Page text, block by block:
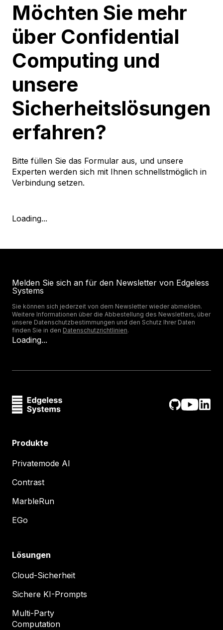
Möchten Sie mehr
über Confidential
Computing und
unsere
Sicherheitslösungen
erfahren?
Bitte füllen Sie das Formular aus, und unsere
Experten werden sich mit Ihnen schnellstmöglich in
Verbindung setzen.
Loading...
Melden Sie sich an für den Newsletter von Edgeless
Systems
Sie können sich jederzeit von dem Newsletter wieder abmelden.
Weitere Informationen über die Abbestellung des Newsletters, über
unsere Datenschutzbestimmungen und den Schutz Ihrer Daten
finden Sie in den Datenschutzrichtlinien.
Loading...
Produkte
Privatemode AI
Contrast
MarbleRun
EGo
Lösungen
Cloud-Sicherheit
Sichere KI-Prompts
Multi-Party
Computation